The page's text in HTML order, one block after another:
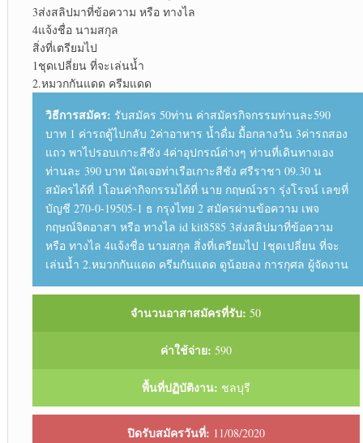
3ส่งสลิปมาที่ข้อความ หรือ ทางไล
4แจ้งชื่อ นามสกุล
สิ่งที่เตรียมไป
1ชุดเปลี่ยน ที่จะเล่นน้ำ
2.หมวกกันแดด ครีมแดด
วิธีการสมัคร: รับสมัคร 50ท่าน ค่าสมัครกิจกรรมท่านละ590
บาท 1 ค่ารถตู้ไปกลับ 2ค่าอาหาร น้ำดื่ม มื้อกลางวัน 3ค่ารถสอง
แถว พาไปรอบเกาะสีชัง 4ค่าอุปกรณ์ต่างๆ ท่านที่เดินทางเอง
ท่านละ 390 บาท นัดเจอท่าเรือเกาะสีชัง ศรีราชา 09.30 น
สมัครได้ที่ 1โอนค่ากิจกรรมได้ที่ นาย กฤษณ์วรา รุ่งโรจน์ เลขที่
บัญชี 270-0-19505-1 ธ กรุงไทย 2 สมัครผ่านข้อความ เพจ
กฤษณ์จิตอาสา หรือ ทางไล id kit8585 3ส่งสลิปมาที่ข้อความ
หรือ ทางไล 4แจ้งชื่อ นามสกุล สิ่งที่เตรียมไป 1ชุดเปลี่ยน ที่จะ
เล่นน้ำ 2.หมวกกันแดด ครีมกันแดด ดูน้อยลง การกุศล ผู้จัดงาน
จำนวนอาสาสมัครที่รับ: 50
ค่าใช้จ่าย: 590
พื้นที่ปฏิบัติงาน: ชลบุรี
ปิดรับสมัครวันที่: 11/08/2020